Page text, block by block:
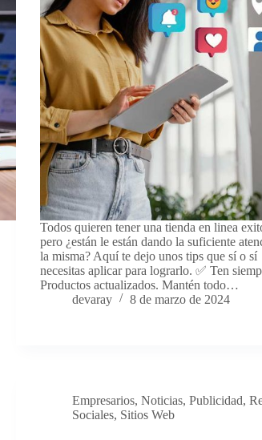
Todos quieren tener una tienda en linea
pero ¿están le están dando la suficiente
la misma? Aquí te dejo unos tips que sí o sí
necesitas aplicar para lograrlo. ✅ Ten
Productos actualizados. Mantén todo…
devaray
8 de marzo de 2024
Empresarios,Noticias,Publicidad,
Sociales, Sitios Web